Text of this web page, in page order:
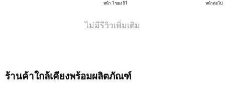
หน้า 1 ของ 51 หน้าต่อไป
ไม่มีรีวิวเพิ่มเติม
ร้านค้าใกล้เคียงพร้อมผลิตภัณฑ์